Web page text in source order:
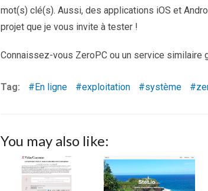
mot(s) clé(s). Aussi, des applications iOS et
projet que je vous invite à tester !
Connaissez-vous ZeroPC ou un service similaire
Tag: En ligne exploitation système
You may also like: